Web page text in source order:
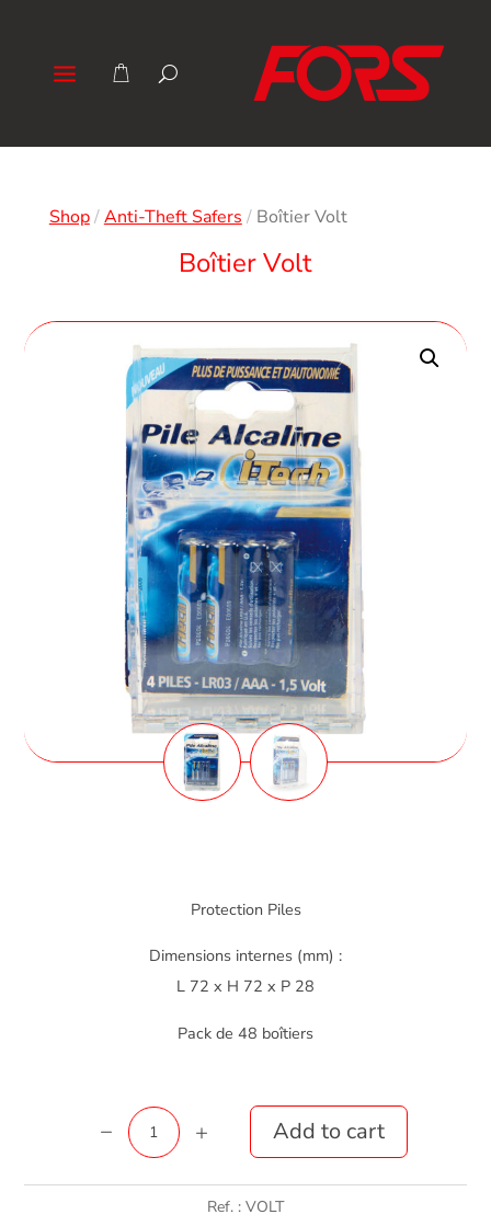
Shop/Anti-Theft Safers / Boîtier Volt
Boîtier Volt
Protection Piles
Dimensions internes (mm) :
L 72 x H 72 x P 28
Pack de 48 boîtiers
Boîtier
Volt
quantity
Add to cart
Ref. : VOLT